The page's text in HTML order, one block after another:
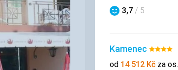
Hodnocení
3,7 / 5
Kamenec
4/5
od 14 512 Kč za os.